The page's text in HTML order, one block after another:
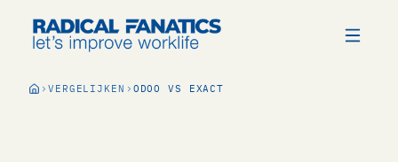
VERGELIJKEN ODOO VS EXACT